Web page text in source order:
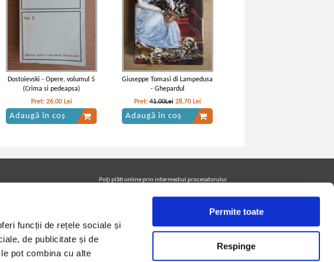
funcții de rețele sociale și
de publicitate și de
pot combina cu alte
Permite toate
Respinge
William Shakespeare - Othello,
William Shakespeare - Othello
Dostoievski - Opere, volumul 5
(Crima si pedeapsa)
Pret: 26,00 Lei
Adaugă în coș
Giuseppe Tomasi di Lampedusa
- Ghepardul
Pret:41,00Lei 28,70 Lei
Adaugă în coș
uri
Poţi plăti online prin intermediul procesatorului
Urmăreşte-ne pe facebook pentru a fi la curent cu